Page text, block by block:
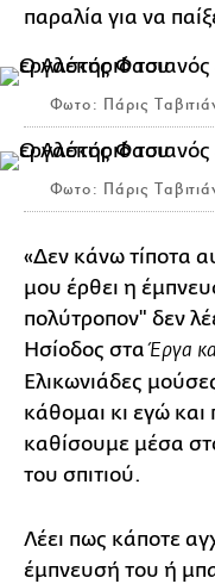
παραλία για να
Φωτο: Πάρις
Φωτο: Πάρις
«Δεν κάνω τίποτα
μου έρθει η
πολύτροπον" δεν
Ησίοδος σταΈργα
Ελικωνιάδες
κάθομαι κι εγώ και
καθίσουμε μέσα
του σπιτιού.
Λέει πως κάποτε
έμπνευσή του ή